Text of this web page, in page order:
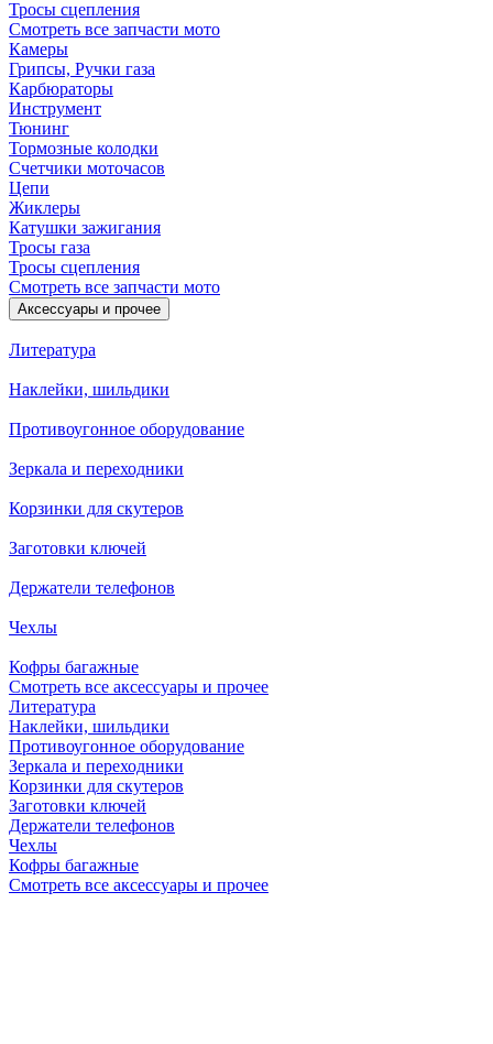
Тросы сцепления
Смотреть все запчасти мото
Камеры
Грипсы, Ручки газа
Карбюраторы
Инструмент
Тюнинг
Тормозные колодки
Счетчики моточасов
Цепи
Жиклеры
Катушки зажигания
Тросы газа
Тросы сцепления
Смотреть все запчасти мото
Аксессуары и прочее
Литература
Наклейки, шильдики
Противоугонное оборудование
Зеркала и переходники
Корзинки для скутеров
Заготовки ключей
Держатели телефонов
Чехлы
Кофры багажные
Смотреть все аксессуары и прочее
Литература
Наклейки, шильдики
Противоугонное оборудование
Зеркала и переходники
Корзинки для скутеров
Заготовки ключей
Держатели телефонов
Чехлы
Кофры багажные
Смотреть все аксессуары и прочее